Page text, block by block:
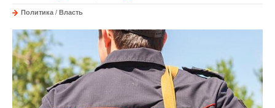
Политика / Власть